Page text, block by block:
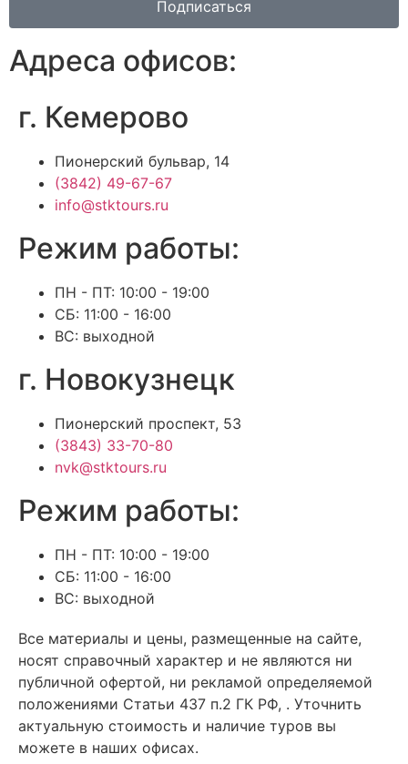
Подписаться
Адреса офисов:
г. Кемерово
Пионерский бульвар, 14
(3842) 49-67-67
info@stktours.ru
Режим работы:
ПН - ПТ: 10:00 - 19:00
СБ: 11:00 - 16:00
ВС: выходной
г. Новокузнецк
Пионерский проспект, 53
(3843) 33-70-80
nvk@stktours.ru
Режим работы:
ПН - ПТ: 10:00 - 19:00
СБ: 11:00 - 16:00
ВС: выходной
Все материалы и цены, размещенные на сайте,
носят справочный характер и не являются ни
публичной офертой, ни рекламой определяемой
положениями Статьи 437 п.2 ГК РФ, . Уточнить
актуальную стоимость и наличие туров вы
можете в наших офисах.